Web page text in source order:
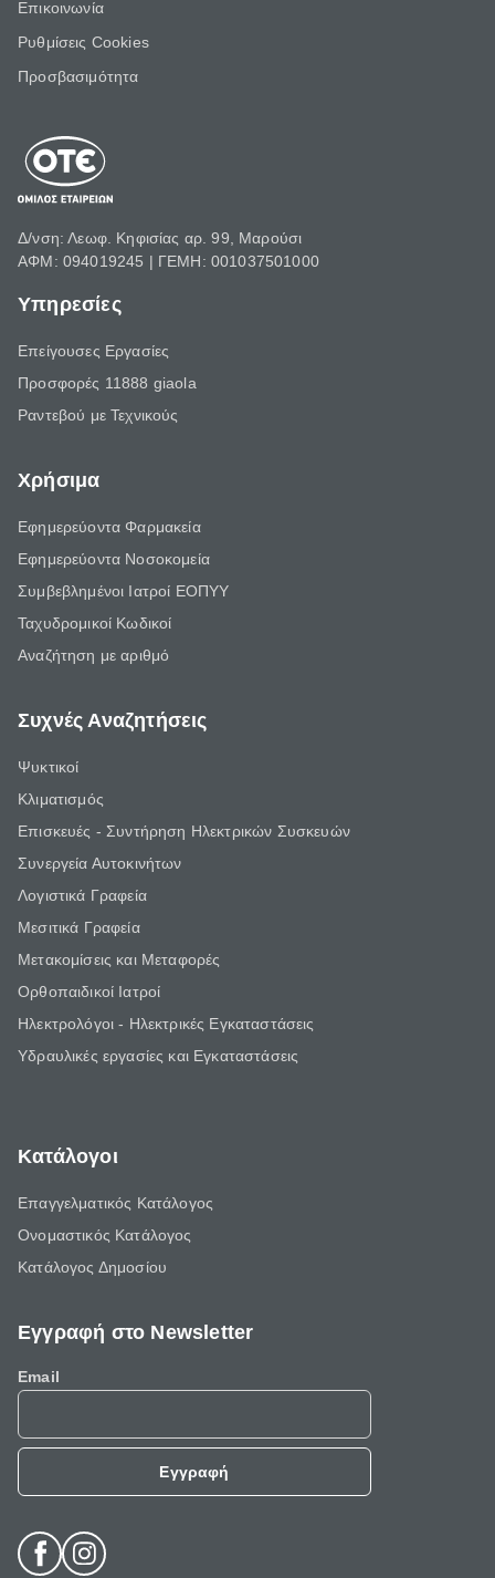
Επικοινωνία
Ρυθμίσεις Cookies
Προσβασιμότητα
Δ/νση: Λεωφ. Κηφισίας αρ. 99, Μαρούσι
ΑΦΜ: 094019245 | ΓΕΜΗ: 001037501000
Υπηρεσίες
Επείγουσες Εργασίες
Προσφορές 11888 giaola
Ραντεβού με Τεχνικούς
Χρήσιμα
Εφημερεύοντα Φαρμακεία
Εφημερεύοντα Νοσοκομεία
Συμβεβλημένοι Ιατροί ΕΟΠΥΥ
Ταχυδρομικοί Κωδικοί
Αναζήτηση με αριθμό
Συχνές Αναζητήσεις
Ψυκτικοί
Κλιματισμός
Επισκευές - Συντήρηση Ηλεκτρικών Συσκευών
Συνεργεία Αυτοκινήτων
Λογιστικά Γραφεία
Μεσιτικά Γραφεία
Μετακομίσεις και Μεταφορές
Ορθοπαιδικοί Ιατροί
Ηλεκτρολόγοι - Ηλεκτρικές Εγκαταστάσεις
Υδραυλικές εργασίες και Εγκαταστάσεις
Κατάλογοι
Επαγγελματικός Κατάλογος
Ονομαστικός Κατάλογος
Κατάλογος Δημοσίου
Εγγραφή στο Newsletter
Email
Εγγραφή